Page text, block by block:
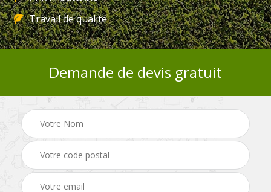
Travail de qualité
Demande de devis gratuit